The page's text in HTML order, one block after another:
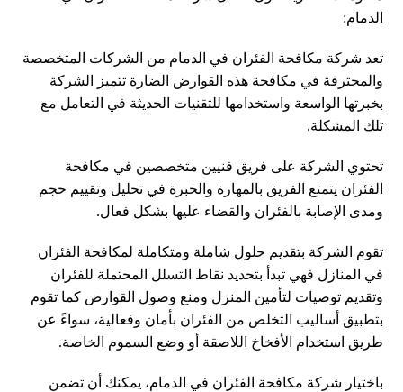
الدمام:
تعد شركة مكافحة الفئران في الدمام من الشركات المتخصصة
والمحترفة في مكافحة هذه القوارض الضارة تتميز الشركة
بخبرتها الواسعة واستخدامها للتقنيات الحديثة في التعامل مع
تلك المشكلة.
تحتوي الشركة على فريق فنيين متخصصين في مكافحة
الفئران يتمتع الفريق بالمهارة والخبرة في تحليل وتقييم حجم
ومدى الإصابة بالفئران والقضاء عليها بشكل فعال.
تقوم الشركة بتقديم حلول شاملة ومتكاملة لمكافحة الفئران
في المنازل فهي تبدأ بتحديد نقاط التسلل المحتملة للفئران
وتقديم توصيات لتأمين المنزل ومنع وصول القوارض كما تقوم
بتطبيق أساليب التخلص من الفئران بأمان وفعالية، سواءً عن
طريق استخدام الأفخاخ اللاصقة أو وضع السموم الخاصة.
باختيار شركة مكافحة الفئران في الدمام، يمكنك أن تضمن